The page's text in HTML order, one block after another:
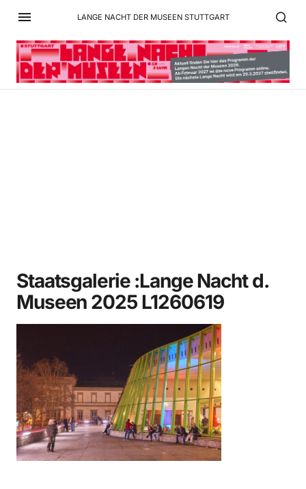
LANGE NACHT DER MUSEEN STUTTGART
Staatsgalerie :Lange Nacht d.
Museen 2025 L1260619